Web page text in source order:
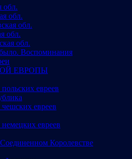
обл.
обл.
обл.
обл.
обл.
Воспоминания
ЕВРОПЫ
евреев
евреев
евреев
Королевстве